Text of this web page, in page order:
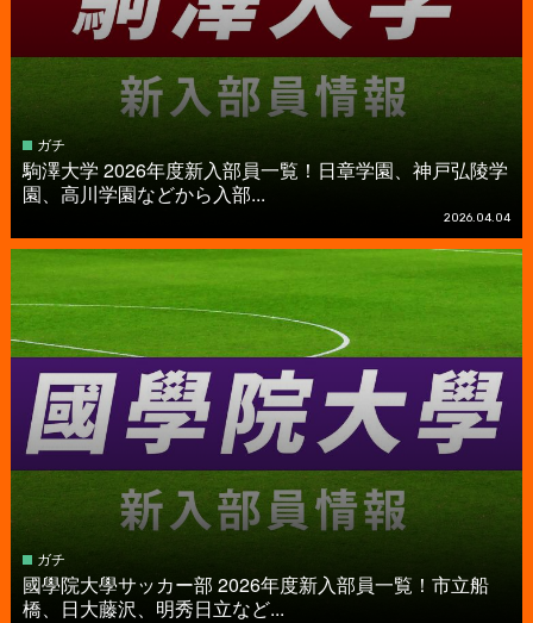
ガチ
駒澤大学 2026年度新入部員一覧！日章学園、神戸弘陵学
園、高川学園などから入部...
2026.04.04
ガチ
國學院大學サッカー部 2026年度新入部員一覧！市立船
橋、日大藤沢、明秀日立など...